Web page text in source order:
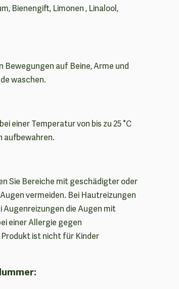
Bienengift, Limonen , Linalool,
Bewegungen auf Beine, Arme und
waschen.
einer Temperatur von bis zu 25 °C
aufbewahren.
Sie Bereiche mit geschädigter oder
vermeiden. Bei Hautreizungen
die Augen mit
einer Allergie gegen
ist nicht für Kinder